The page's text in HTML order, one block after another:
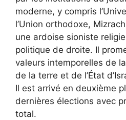
moderne, y compris
l’Union orthodoxe,
une ardoise sioniste
politique de droite. Il
valeurs intemporelles de
de la terre et de l’État
Il est arrivé en deuxième
dernières élections avec
total.